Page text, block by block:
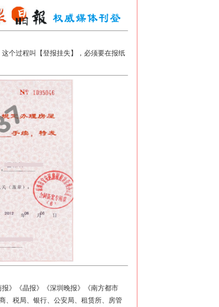
个过程叫【登报挂失】，必须要在报纸
》《晶报》《深圳晚报》《南方都市
、税局、银行、公安局、租赁所、房管